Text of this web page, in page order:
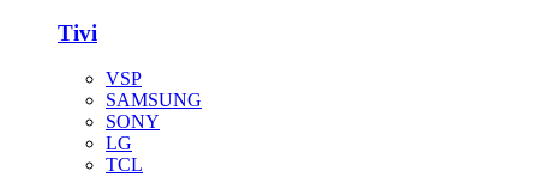
Tivi
VSP
SAMSUNG
SONY
LG
TCL